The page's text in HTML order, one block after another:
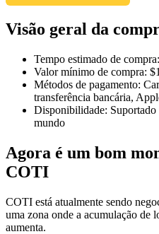
Futuros COIN-M
Futuros de criptomoeda
TradFi
Visão geral da
Tempo estimado de compra:
Valor mínimo de compra: $1
Métodos de pagamento:
transferência bancária,
Disponibilidade: Suportado
mundo
Agora é um bom
COTI
COTI está atualmente sendo
uma zona onde a acumulação de
aumenta.